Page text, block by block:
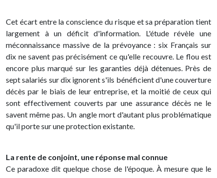
Cet écart entre la conscience du risque et sa préparation tient
largement à un déficit d'information. L'étude révèle une
méconnaissance massive de la prévoyance : six Français sur
dix ne savent pas précisément ce qu'elle recouvre. Le flou est
encore plus marqué sur les garanties déjà détenues. Près de
sept salariés sur dix ignorent s'ils bénéficient d'une couverture
décès par le biais de leur entreprise, et la moitié de ceux qui
sont effectivement couverts par une assurance décès ne le
savent même pas. Un angle mort d'autant plus problématique
qu'il porte sur une protection existante.
La rente de conjoint, une réponse mal connue
Ce paradoxe dit quelque chose de l'époque. À mesure que le